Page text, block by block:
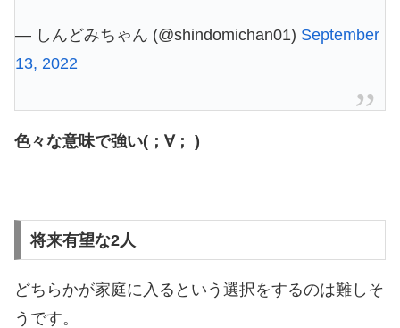
— しんどみちゃん (@shindomichan01) September
13, 2022
色々な意味で強い(；∀； )
将来有望な2人
どちらかが家庭に入るという選択をするのは難しそ
うです。